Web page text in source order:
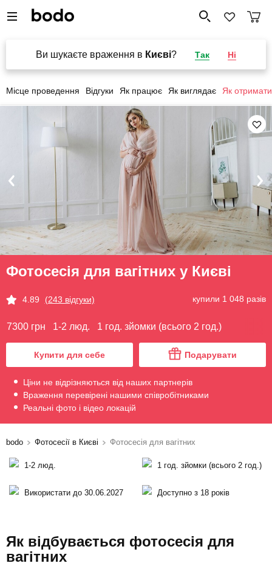
Ви шукаєте враження в Києві? Так Ні
Місце проведення Відгуки Як працює Як виглядає Як отримати
Фотосесія для вагітних у Києві
4.89 (243 відгуки) купили 1 048 разів
7300 грн 1-2 люд. 1 год. зйомки (всього 2 год.)
Купити для себе Подарувати
Ціни не відрізняються від наших партнерів
Враження перевірені нашими співробітниками
Реальні фото і відео локацій
bodo Фотосесії в Києві Фотосесія для вагітних
1-2 люд. 1 год. зйомки (всього 2 год.)
Використати до 30.06.2027 Доступно з 18 років
Як відбувається фотосесія для
вагітних